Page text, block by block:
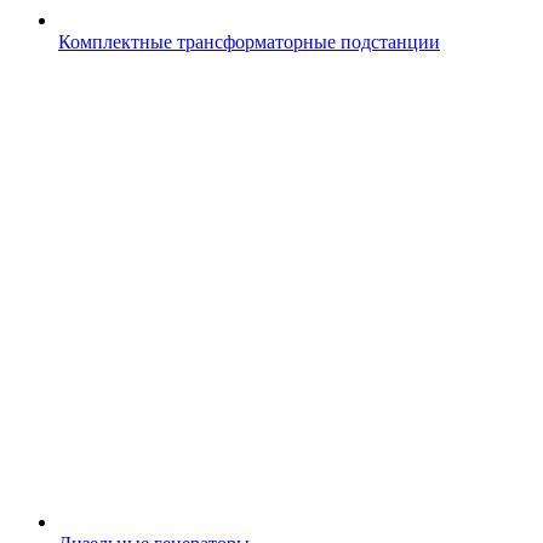
Комплектные трансформаторные подстанции